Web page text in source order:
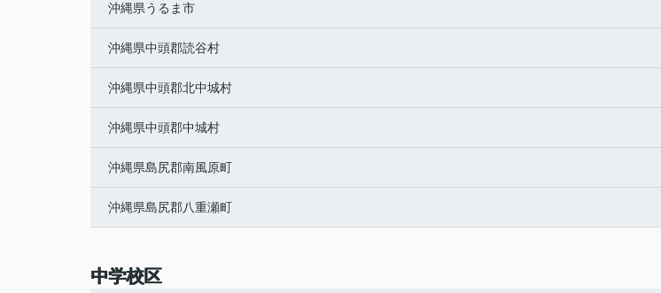
沖縄県うるま市
沖縄県中頭郡読谷村
沖縄県中頭郡北中城村
沖縄県中頭郡中城村
沖縄県島尻郡南風原町
沖縄県島尻郡八重瀬町
中学校区